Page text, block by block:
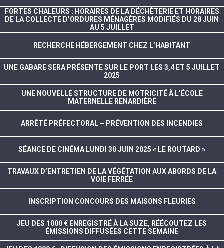
FORTES CHALEURS : HORAIRES DE LA DÉCHÈTERIE ET HORAIRES
DE LA COLLECTE D’ORDURES MÉNAGÈRES MODIFIÉS DU 28 JUIN
AU 5 JUILLET
RECHERCHE HÉBERGEMENT CHEZ L’HABITANT
UNE GABARE SERA PRÉSENTE SUR LE PORT LES 3,4 ET 5 JUILLET
2025
UNE NOUVELLE STRUCTURE DE MOTRICITÉ À L’ÉCOLE
MATERNELLE RENARDIÈRE
ARRÊTÉ PRÉFECTORAL – PRÉVENTION DES INCENDIES
SÉANCE DE CINÉMA LUNDI 30 JUIN 2025 « LE ROUTARD »
TRAVAUX D’ENTRETIEN DE LA VÉGÉTATION AUX ABORDS DE LA
VOIE FERRÉE
INSCRIPTION CONCOURS DES MAISONS FLEURIES
JEU DES 1000 € ENREGISTRÉ À LA SUZE, RÉÉCOUTEZ LES
ÉMISSIONS DIFFUSÉES CETTE SEMAINE